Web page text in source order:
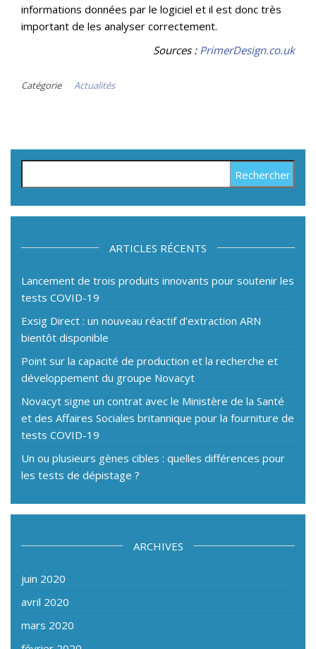
informations données par le logiciel et il est donc très
important de les analyser correctement.
Sources : PrimerDesign.co.uk
Catégorie Actualités
ARTICLES RÉCENTS
Lancement de trois produits innovants pour soutenir les
tests COVID-19
Exsig Direct : un nouveau réactif d’extraction ARN
bientôt disponible
Point sur la capacité de production et la recherche et
développement du groupe Novacyt
Novacyt signe un contrat avec le Ministère de la Santé
et des Affaires Sociales britannique pour la fourniture de
tests COVID-19
Un ou plusieurs gènes cibles : quelles différences pour
les tests de dépistage ?
ARCHIVES
juin 2020
avril 2020
mars 2020